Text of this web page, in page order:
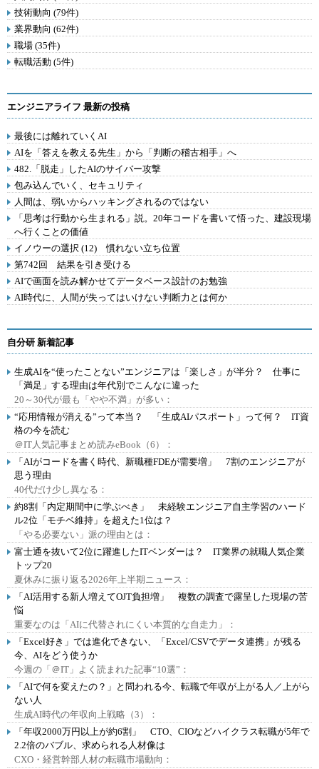
技術動向 (79件)
業界動向 (62件)
職場 (35件)
転職活動 (5件)
エンジニアライフ 最新の投稿
最後には離れていくAI
AIを「答えを教える先生」から「判断の稽古相手」へ
482.「脱走」したAIのサイバー攻撃
包み込んでいく、セキュリティ
人間は、弱いからハッキングされるのではない
「思考は行動から生まれる」説。20年コードを書いて悟った、建設現場
へ行くことの価値
イノウーの選択 (12) 慣れない立ち位置
第742回 結果を引き受ける
AIで画面を読み解かせてデータベース設計のお勉強
AI時代に、人間が失ってはいけない判断力とは何か
自分研 新着記事
生成AIを“使ったことない”エンジニアは「楽しさ」が半分？ 仕事に
「満足」する理由は年代別でこんなに違った
20～30代が最も「やや不満」が多い：
“応用情報が消える”って本当？ 「生成AIパスポート」って何？ IT資
格の今を読む
＠IT人気記事まとめ読みeBook（6）：
「AIがコードを書く時代、新職種FDEが需要増」 7割のエンジニアが
思う理由
40代だけ少し異なる：
約8割「内定期間中に学ぶべき」 未経験エンジニア自主学習のハード
ル2位「モチベ維持」を超えた1位は？
「やる必要ない」派の理由とは：
富士通を抜いて2位に躍進したITベンダーは？ IT業界の就職人気企業
トップ20
夏休みに振り返る2026年上半期ニュース：
「AI活用する新人増えてOJT負担増」 複数の調査で露呈した現場の苦
悩
重要なのは「AIに代替されにくい本質的な自走力」：
「Excel好き」では進化できない、「Excel/CSVでデータ連携」が残る
今、AIをどう使うか
今週の「＠IT」よく読まれた記事“10選”：
「AIで何を変えたの？」と問われる今、転職で年収が上がる人／上がら
ない人
生成AI時代の年収向上戦略（3）：
「年収2000万円以上が約6割」 CTO、CIOなどハイクラス転職が5年で
2.2倍のバブル、求められる人材像は
CXO・経営幹部人材の転職市場動向：